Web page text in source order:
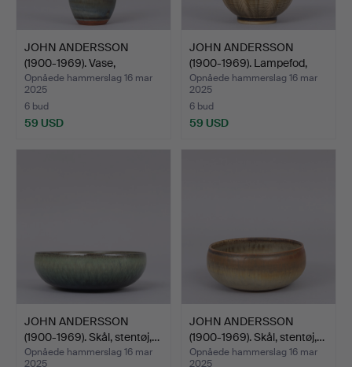
JOHN ANDERSSON
(1900-1969). Vase,
glaseret…
Opnåede hammerslag 16 mar
2025
6 bud
59 USD
JOHN ANDERSSON
(1900-1969). Lampefod,
beig…
Opnåede hammerslag 16 mar
2025
6 bud
59 USD
JOHN ANDERSSON
(1900-1969). Skål, stentøj,…
Opnåede hammerslag 16 mar
2025
JOHN ANDERSSON
(1900-1969). Skål, stentøj,…
Opnåede hammerslag 16 mar
2025